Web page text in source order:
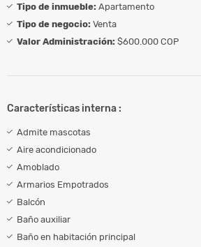
Tipo de inmueble: Apartamento
Tipo de negocio: Venta
Valor Administración: $600.000 COP
Características interna :
Admite mascotas
Aire acondicionado
Amoblado
Armarios Empotrados
Balcón
Baño auxiliar
Baño en habitación principal